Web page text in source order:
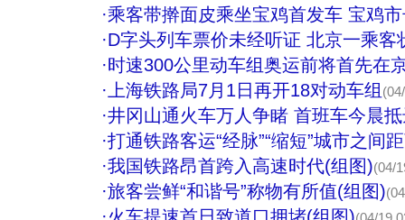
·乘客带擀面皮乘坐宝鸡首发车 宝鸡
·D字头列车票价未经听证 北京一乘客
·时速300公里动车组奥运前将首先在
· 上海铁路局7月1日再开18对动车组
·井冈山通火车万人争睹 首班车今晨
·打通铁路客运“经脉”“缩短”城市之间
·我国铁路昂首跨入高速时代(组图)(04/
·旅客尝鲜“和谐号”称物有所值(组图)